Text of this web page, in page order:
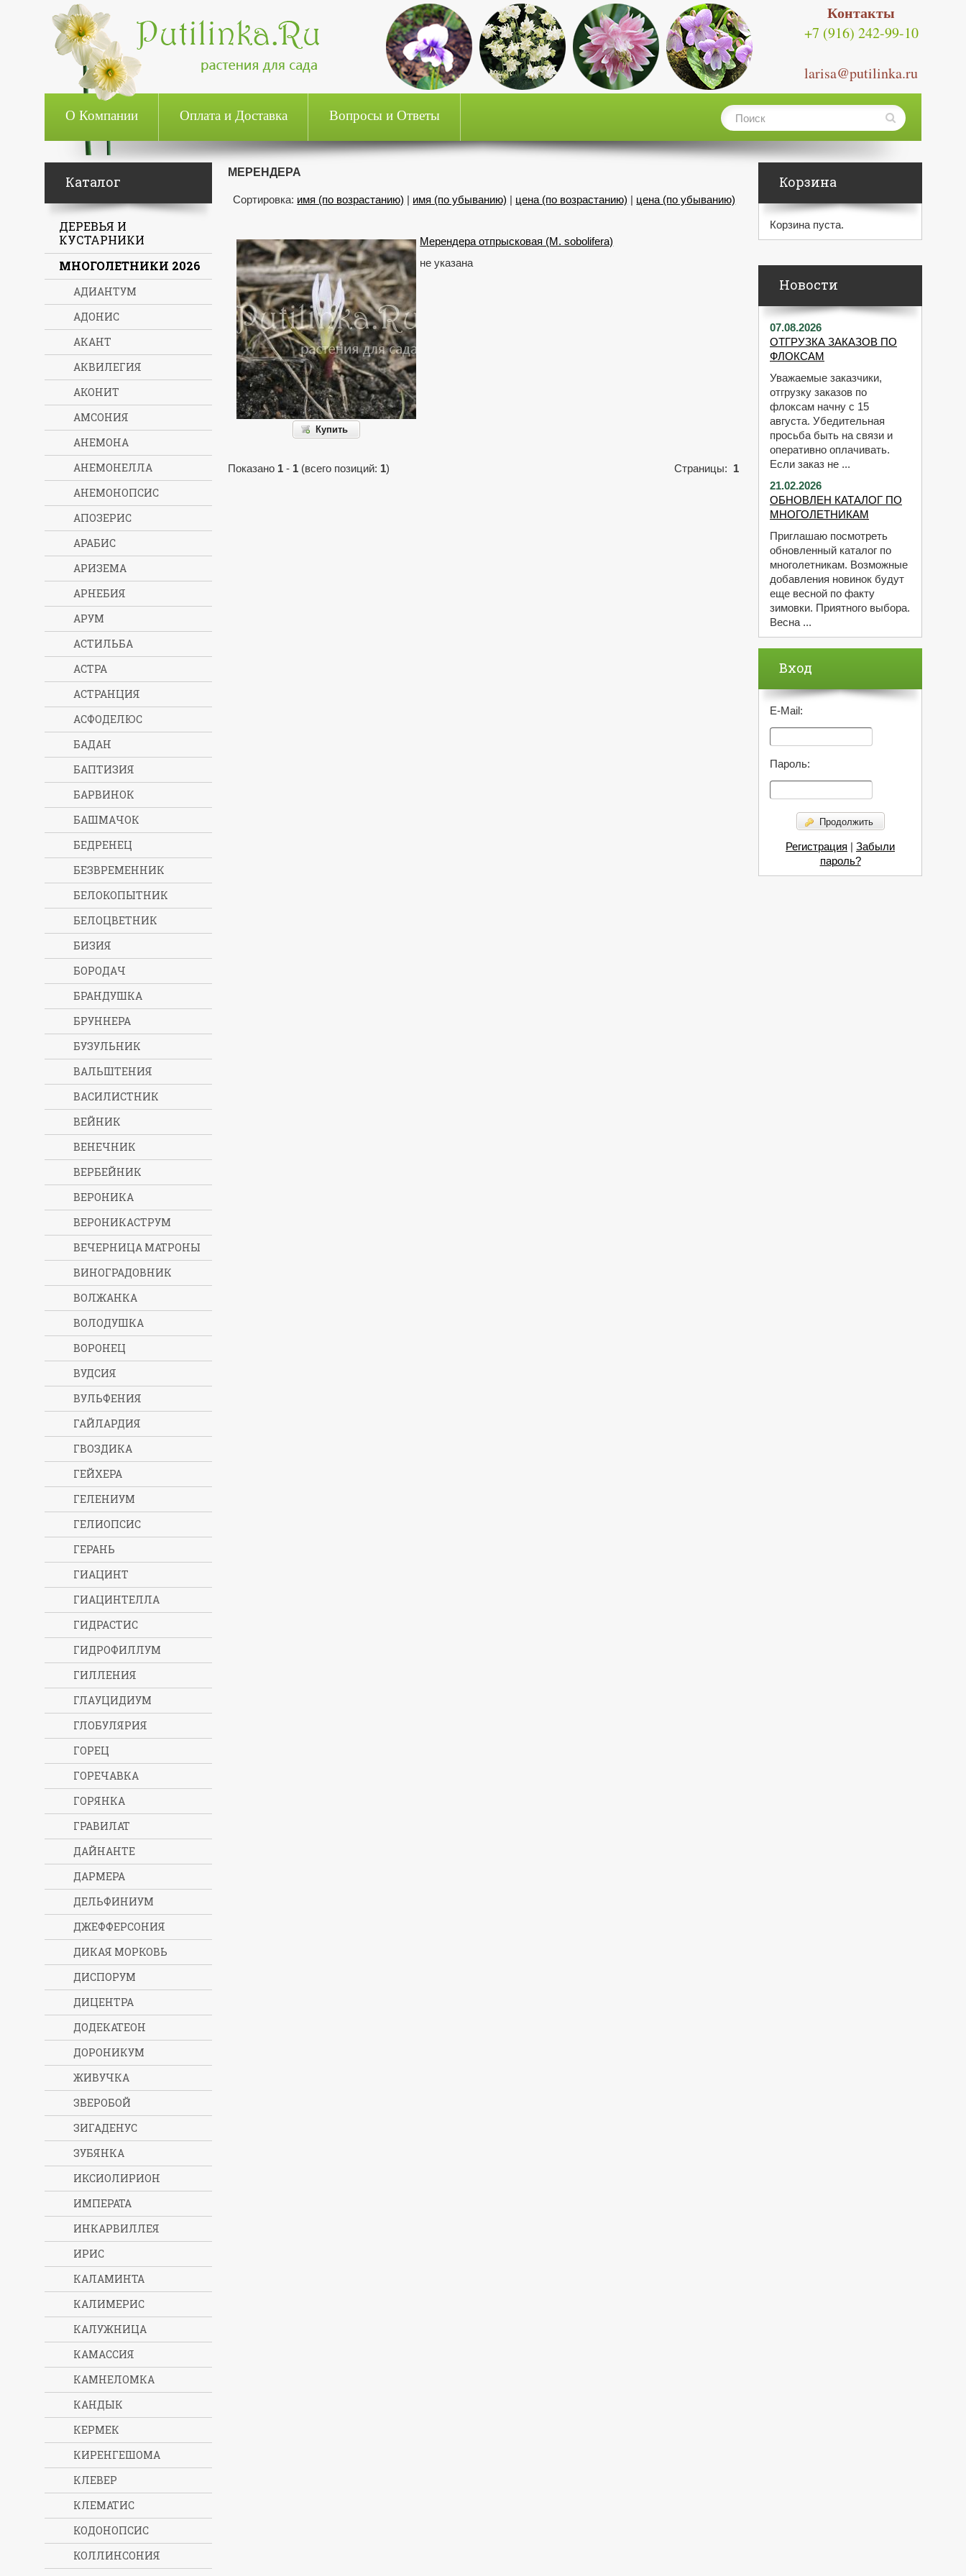
Контакты
+7 (916) 242-99-10
larisa@putilinka.ru
О Компании Оплата и Доставка Вопросы и Ответы
МЕРЕНДЕРА
Сортировка: имя (по возрастанию) имя (по убыванию) цена (по возрастанию) цена (по убыванию)
Купить
Мерендера отпрысковая (M. sobolifera)
не указана
Страницы: 1
Показано 1 - 1 (всего позиций: 1)
Каталог
ДЕРЕВЬЯ И
КУСТАРНИКИ
МНОГОЛЕТНИКИ 2026
АДИАНТУМ
АДОНИС
АКАНТ
АКВИЛЕГИЯ
АКОНИТ
АМСОНИЯ
АНЕМОНА
АНЕМОНЕЛЛА
АНЕМОНОПСИС
АПОЗЕРИС
АРАБИС
АРИЗЕМА
АРНЕБИЯ
АРУМ
АСТИЛЬБА
АСТРА
АСТРАНЦИЯ
АСФОДЕЛЮС
БАДАН
БАПТИЗИЯ
БАРВИНОК
БАШМАЧОК
БЕДРЕНЕЦ
БЕЗВРЕМЕННИК
БЕЛОКОПЫТНИК
БЕЛОЦВЕТНИК
БИЗИЯ
БОРОДАЧ
БРАНДУШКА
БРУННЕРА
БУЗУЛЬНИК
ВАЛЬШТЕНИЯ
ВАСИЛИСТНИК
ВЕЙНИК
ВЕНЕЧНИК
ВЕРБЕЙНИК
ВЕРОНИКА
ВЕРОНИКАСТРУМ
ВЕЧЕРНИЦА МАТРОНЫ
ВИНОГРАДОВНИК
ВОЛЖАНКА
ВОЛОДУШКА
ВОРОНЕЦ
ВУДСИЯ
ВУЛЬФЕНИЯ
ГАЙЛАРДИЯ
ГВОЗДИКА
ГЕЙХЕРА
ГЕЛЕНИУМ
ГЕЛИОПСИС
ГЕРАНЬ
ГИАЦИНТ
ГИАЦИНТЕЛЛА
ГИДРАСТИС
ГИДРОФИЛЛУМ
ГИЛЛЕНИЯ
ГЛАУЦИДИУМ
ГЛОБУЛЯРИЯ
ГОРЕЦ
ГОРЕЧАВКА
ГОРЯНКА
ГРАВИЛАТ
ДАЙНАНТЕ
ДАРМЕРА
ДЕЛЬФИНИУМ
ДЖЕФФЕРСОНИЯ
ДИКАЯ МОРКОВЬ
ДИСПОРУМ
ДИЦЕНТРА
ДОДЕКАТЕОН
ДОРОНИКУМ
ЖИВУЧКА
ЗВЕРОБОЙ
ЗИГАДЕНУС
ЗУБЯНКА
ИКСИОЛИРИОН
ИМПЕРАТА
ИНКАРВИЛЛЕЯ
ИРИС
КАЛАМИНТА
КАЛИМЕРИС
КАЛУЖНИЦА
КАМАССИЯ
КАМНЕЛОМКА
КАНДЫК
КЕРМЕК
КИРЕНГЕШОМА
КЛЕВЕР
КЛЕМАТИС
КОДОНОПСИС
КОЛЛИНСОНИЯ
Корзина
Корзина пуста.
Новости
07.08.2026
ОТГРУЗКА ЗАКАЗОВ ПО
ФЛОКСАМ
Уважаемые заказчики,
отгрузку заказов по
флоксам начну с 15
августа. Убедительная
просьба быть на связи и
оперативно оплачивать.
Если заказ не ...
21.02.2026
ОБНОВЛЕН КАТАЛОГ ПО
МНОГОЛЕТНИКАМ
Приглашаю посмотреть
обновленный каталог по
многолетникам. Возможные
добавления новинок будут
еще весной по факту
зимовки. Приятного выбора.
Весна ...
Вход
E-Mail:
Пароль:
Продолжить
Регистрация
Забыли
пароль?